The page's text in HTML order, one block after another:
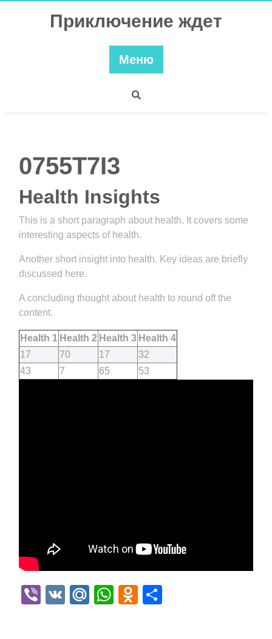
Приключение ждет
Меню
0755T7I3
Health Insights
This is a short paragraph about health. It covers some
interesting aspects of health.
Another short insight into health. Key ideas are briefly
discussed here.
A concluding thought about health to round off the
content.
Health 1 Health 2 Health 3 Health 4
17
70 17
32
43
7 65 53
Viber
VK Mail.Ru
WhatsApp
Odnoklassniki